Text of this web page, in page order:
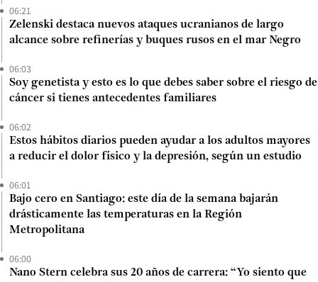
06:21
Zelenski destaca nuevos ataques ucranianos de largo
alcance sobre refinerías y buques rusos en el mar Negro
06:03
Soy genetista y esto es lo que debes saber sobre el riesgo de
cáncer si tienes antecedentes familiares
06:02
Estos hábitos diarios pueden ayudar a los adultos mayores
a reducir el dolor físico y la depresión, según un estudio
06:01
Bajo cero en Santiago: este día de la semana bajarán
drásticamente las temperaturas en la Región
Metropolitana
06:00
Nano Stern celebra sus 20 años de carrera: “Yo siento que